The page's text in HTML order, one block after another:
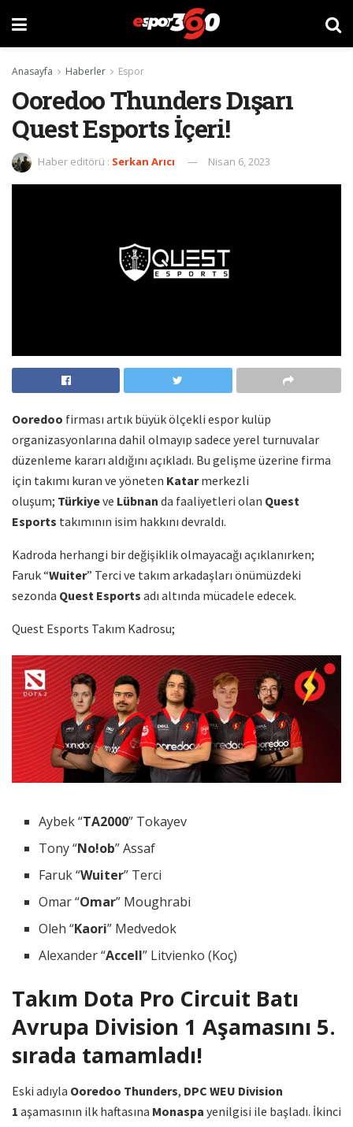
Anasayfa Haberler Espor
Ooredoo Thunders Dışarı
Quest Esports İçeri!
Haber editörü : Serkan Arıcı Nisan 6, 2023
Ooredoo firması artık büyük ölçekli espor kulüp
organizasyonlarına dahil olmayıp sadece yerel turnuvalar
düzenleme kararı aldığını açıkladı. Bu gelişme üzerine firma
için takımı kuran ve yöneten Katarmerkezli
oluşum; Türkiyeve Lübnan da faaliyetleri olan Quest
Esports takımının isim hakkını devraldı.
Kadroda herhangi bir değişiklik olmayacağı açıklanırken;
Faruk “Wuiter” Terci ve takım arkadaşları önümüzdeki
sezonda Quest Esports adı altında mücadele edecek.
Quest Esports Takım Kadrosu;
Aybek “TA2000” Tokayev
Tony “No!ob” Assaf
Faruk “Wuiter” Terci
Omar “Omar” Moughrabi
Oleh “Kaori” Medvedok
Alexander “Accell” Litvienko (Koç)
Takım Dota Pro Circuit Batı
Avrupa Division 1 Aşamasını 5.
sırada tamamladı!
Eski adıyla Ooredoo Thunders, DPC WEU Division
1 aşamasının ilk haftasına Monaspa yenilgisi ile başladı. İkinci